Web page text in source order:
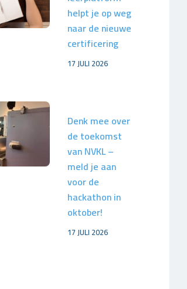
helpt je op weg
naar de nieuwe
certificering
17 JULI 2026
Denk mee over
de toekomst
van NVKL –
meld je aan
voor de
hackathon in
oktober!
17 JULI 2026